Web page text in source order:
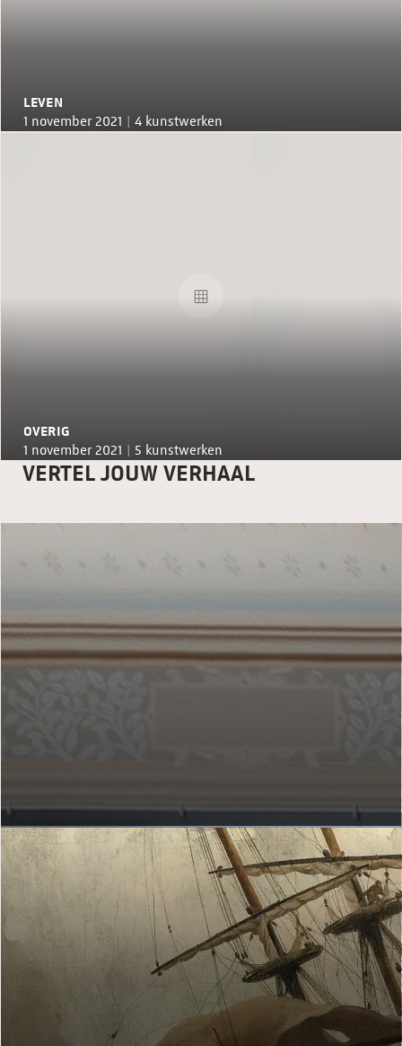
LEVEN
1 november 2021 | 4 kunstwerken
OVERIG
1 november 2021 | 5 kunstwerken
VERTEL JOUW VERHAAL
MIJN EREGALERIJ
Welke kunstwerken hang jij op?
Hang kunstwerken op